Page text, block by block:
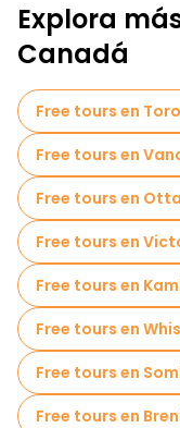
Explora
Canadá
Free tours en
Free tours en
Free tours en
Free tours en
Free tours en
Free tours en
Free tours en
Free tours en